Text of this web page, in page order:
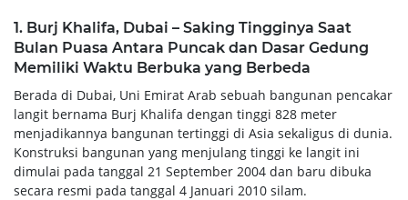
1. Burj Khalifa, Dubai – Saking Tingginya Saat
Bulan Puasa Antara Puncak dan Dasar Gedung
Memiliki Waktu Berbuka yang Berbeda
Berada di Dubai, Uni Emirat Arab sebuah bangunan pencakar
langit bernama Burj Khalifa dengan tinggi 828 meter
menjadikannya bangunan tertinggi di Asia sekaligus di dunia.
Konstruksi bangunan yang menjulang tinggi ke langit ini
dimulai pada tanggal 21 September 2004 dan baru dibuka
secara resmi pada tanggal 4 Januari 2010 silam.